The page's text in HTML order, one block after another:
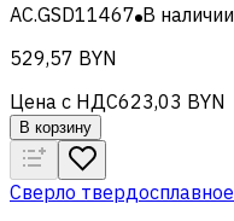
AC.GSD11467 В наличии
529,57 BYN
Цена с НДС623,03 BYN
В корзину
Сверло